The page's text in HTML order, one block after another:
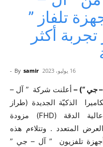
تلفاز ”
أكثر
By samir
- 16 يوليو، 2023
– جي “) – أعلنت شركة ” آل –
الذكيّة الجديدة (طراز
VC23GA) وهي كاميرا فيديو عالية الدقة (FHD) مزودة
المتعدد . وتتلاءم هذه
أجهزة تلفزيون ” آل – جي ”